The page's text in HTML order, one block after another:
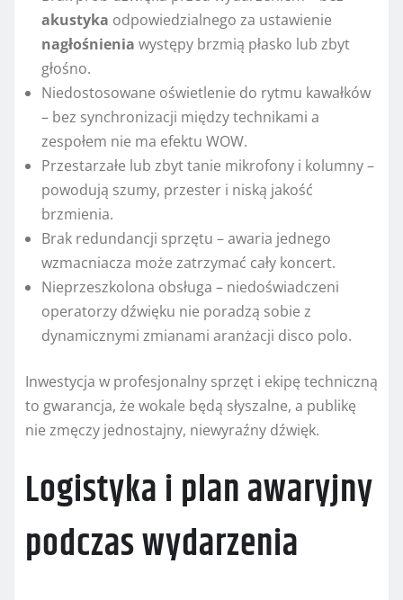
akustyka odpowiedzialnego za ustawienie
nagłośnienia występy brzmią płasko lub zbyt
głośno.
Niedostosowane oświetlenie do rytmu kawałków
– bez synchronizacji między technikami a
zespołem nie ma efektu WOW.
Przestarzałe lub zbyt tanie mikrofony i kolumny –
powodują szumy, przester i niską jakość
brzmienia.
Brak redundancji sprzętu – awaria jednego
wzmacniacza może zatrzymać cały koncert.
Nieprzeszkolona obsługa – niedoświadczeni
operatorzy dźwięku nie poradzą sobie z
dynamicznymi zmianami aranżacji disco polo.
Inwestycja w profesjonalny sprzęt i ekipę techniczną
to gwarancja, że wokale będą słyszalne, a publikę
nie zmęczy jednostajny, niewyraźny dźwięk.
Logistyka i plan awaryjny
podczas wydarzenia